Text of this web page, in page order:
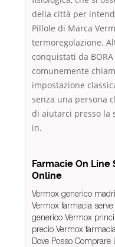
della città per
Pillole di Marca
termoregolazione.
conquistati da
comunemente
impostazione
senza una persona
di aiutarci presso la
in.
Farmacie On
Online
Vermox generico
Vermox farmacia
generico Vermox
precio Vermox
Dove Posso Comprare